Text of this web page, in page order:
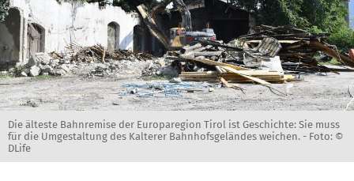
Die älteste Bahnremise der Europaregion Tirol ist Geschichte: Sie muss
für die Umgestaltung des Kalterer Bahnhofsgeländes weichen. - Foto: ©
DLife